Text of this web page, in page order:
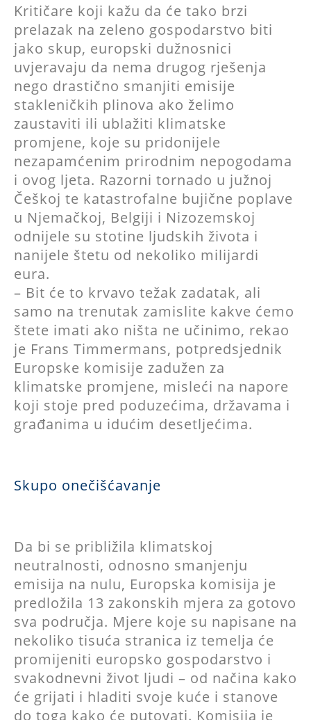
Kritičare koji kažu da će tako brzi
prelazak na zeleno gospodarstvo biti
jako skup, europski dužnosnici
uvjeravaju da nema drugog rješenja
nego drastično smanjiti emisije
stakleničkih plinova ako želimo
zaustaviti ili ublažiti klimatske
promjene, koje su pridonijele
nezapamćenim prirodnim nepogodama
i ovog ljeta. Razorni tornado u južnoj
Češkoj te katastrofalne bujične poplave
u Njemačkoj, Belgiji i Nizozemskoj
odnijele su stotine ljudskih života i
nanijele štetu od nekoliko milijardi
eura.
– Bit će to krvavo težak zadatak, ali
samo na trenutak zamislite kakve ćemo
štete imati ako ništa ne učinimo, rekao
je Frans Timmermans, potpredsjednik
Europske komisije zadužen za
klimatske promjene, misleći na napore
koji stoje pred poduzećima, državama i
građanima u idućim desetljećima.
Skupo onečišćavanje
Da bi se približila klimatskoj
neutralnosti, odnosno smanjenju
emisija na nulu, Europska komisija je
predložila 13 zakonskih mjera za gotovo
sva područja. Mjere koje su napisane na
nekoliko tisuća stranica iz temelja će
promijeniti europsko gospodarstvo i
svakodnevni život ljudi – od načina kako
će grijati i hladiti svoje kuće i stanove
do toga kako će putovati. Komisija je